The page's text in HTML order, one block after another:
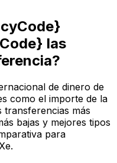
las
de dinero de
como el importe de la
transferencias más
bajas y mejores tipos
para